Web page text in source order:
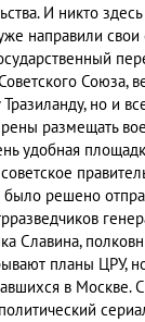
И никто
направили свои
Союза,
но и
размещать
удобная
было решено
Славина,
планы ЦРУ,
в Москве.